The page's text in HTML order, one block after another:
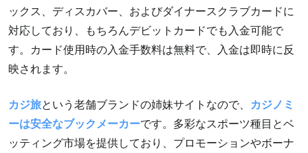
ックス、ディスカバー、およびダイナースクラブカードに
対応しており、もちろんデビットカードでも入金可能で
す。カード使用時の入金手数料は無料で、入金は即時に反
映されます。
カジ旅という老舗ブランドの姉妹サイトなので、 カジノミ
ーは安全なブックメーカーです。多彩なスポーツ種目とベ
ッティング市場を提供しており、プロモーションやボーナ